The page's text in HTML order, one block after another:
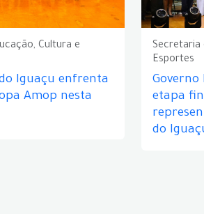
Cultura e
Iguaçu enfrenta
Amop nesta
Secretaria
Esportes
etapa
do